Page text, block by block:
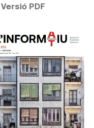
Versió PDF